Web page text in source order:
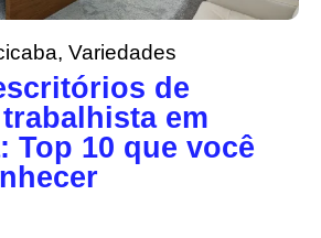
, Variedades
de
em
Top 10 que você